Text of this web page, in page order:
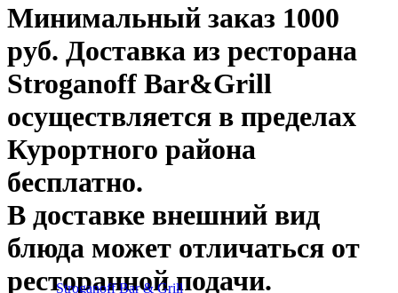
Минимальный заказ 1000
руб. Доставка из ресторана
Stroganoff Bar&Grill
осуществляется в пределах
Курортного района
бесплатно.
В доставке внешний вид
блюда может отличаться от
ресторанной подачи.
Stroganoff Bar & Grill